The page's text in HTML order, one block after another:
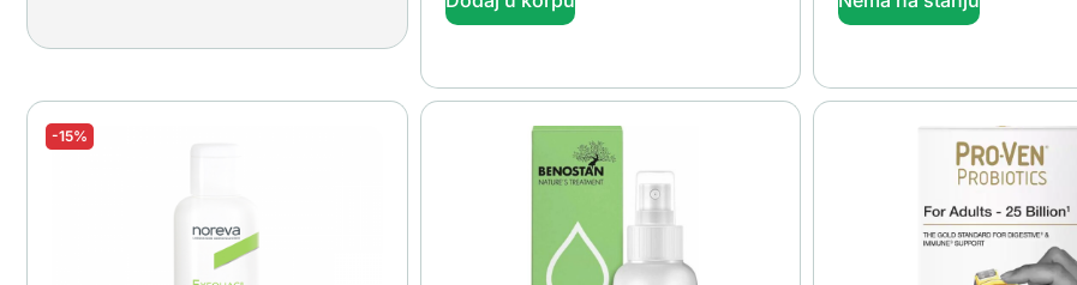
-15%